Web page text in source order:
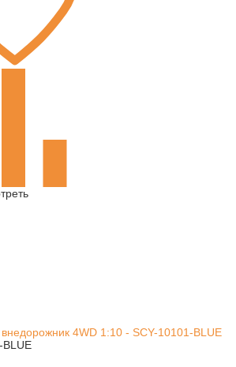
4WD 1:10 - SCY-10101-BLUE
BLUE